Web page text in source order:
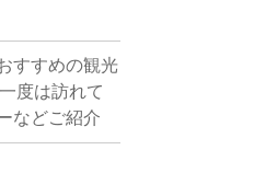
すすめの観光
度は訪れて
などご紹介